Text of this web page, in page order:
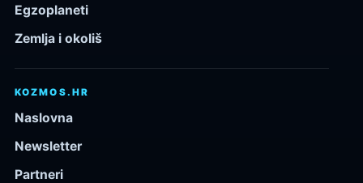
Egzoplaneti
Zemlja i okoliš
KOZMOS.HR
Naslovna
Newsletter
Partneri